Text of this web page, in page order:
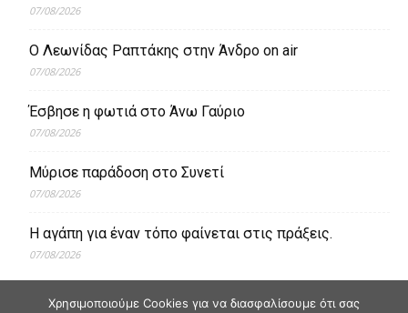
07/08/2026
Ο Λεωνίδας Ραπτάκης στην Άνδρο on air
07/08/2026
Έσβησε η φωτιά στο Άνω Γαύριο
07/08/2026
Μύρισε παράδοση στο Συνετί
07/08/2026
Η αγάπη για έναν τόπο φαίνεται στις πράξεις.
07/08/2026
Χρησιμοποιούμε Cookies για να διασφαλίσουμε ότι σας